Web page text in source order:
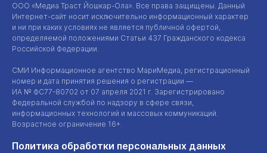
ООО «Медиа Траст Йошкар-Ола». Все права защищены. Данный
Интернет-сайт носит исключительно информационный характер
и ни при каких условиях не является публичной офертой,
определяемой положениями Статьи 437 Гражданского кодекса
Российской Федерации.
СМИ Информационное агентство МариМедиа, регистрационный
номер и дата принятия решения о регистрации —
ИА № ФС77-80702 от 07 апреля 2021 г. Зарегистрировано
Федеральной службой по надзору в сфере связи,
информационных технологий и массовых коммуникаций.
Возрастное ограничение 16+.
Политика обработки персональных данных